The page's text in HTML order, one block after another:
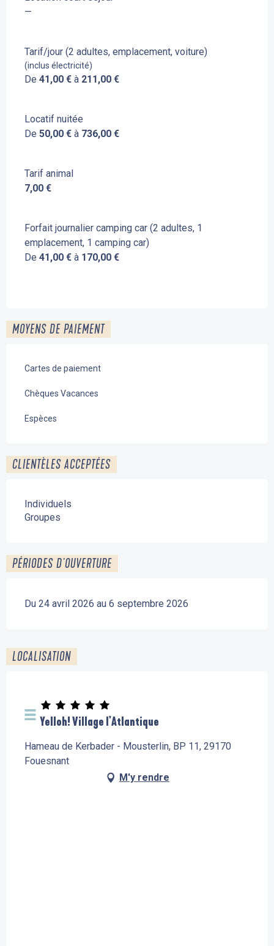
—
Tarif/jour (2 adultes, emplacement, voiture)
(inclus électricité)
De 41,00 € à 211,00 €
Locatif nuitée
De 50,00 € à 736,00 €
Tarif animal
7,00 €
Forfait journalier camping car (2 adultes, 1
emplacement, 1 camping car)
De 41,00 € à 170,00 €
MOYENS DE PAIEMENT
Cartes de paiement
Chèques Vacances
Espèces
CLIENTÈLES ACCEPTÉES
Individuels
Groupes
PÉRIODES D'OUVERTURE
Du 24 avril 2026 au 6 septembre 2026
LOCALISATION
Yelloh! Village l'Atlantique
Hameau de Kerbader - Mousterlin, BP 11, 29170
Fouesnant
M'y rendre